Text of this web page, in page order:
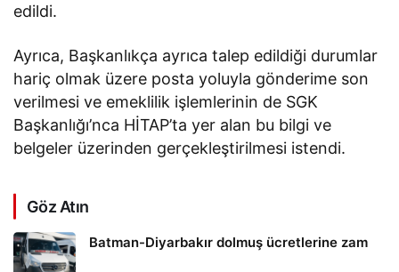
edildi.
Ayrıca, Başkanlıkça ayrıca talep edildiği durumlar
hariç olmak üzere posta yoluyla gönderime son
verilmesi ve emeklilik işlemlerinin de SGK
Başkanlığı’nca HİTAP’ta yer alan bu bilgi ve
belgeler üzerinden gerçekleştirilmesi istendi.
Göz Atın
Batman-Diyarbakır dolmuş ücretlerine zam